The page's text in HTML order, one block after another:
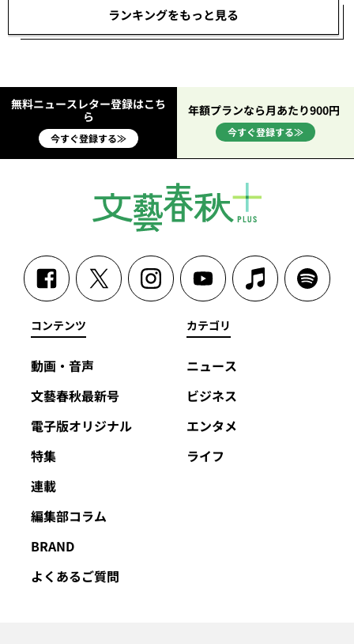
ランキングをもっと見る
無料ニュースレター登録はこち
ら
今すぐ登録する≫
年額プランなら月あたり900円
今すぐ登録する≫
コンテンツ
動画・音声
文藝春秋最新号
電子版オリジナル
特集
連載
編集部コラム
BRAND
よくあるご質問
カテゴリ
ニュース
ビジネス
エンタメ
ライフ